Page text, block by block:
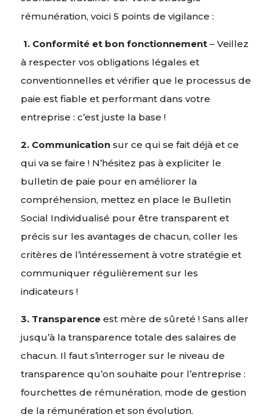
rémunération, voici 5 points de vigilance :
1. Conformité et bon fonctionnement– Veillez
à respecter vos obligations légales et
conventionnelles et vérifier que le processus de
paie est fiable et performant dans votre
entreprise : c’est juste la base !
2. Communicationsur ce qui se fait déjà et ce
qui va se faire ! N’hésitez pas à expliciter le
bulletin de paie pour en améliorer la
compréhension, mettez en place le Bulletin
Social Individualisé pour être transparent et
précis sur les avantages de chacun, coller les
critères de l’intéressement à votre stratégie et
communiquer régulièrement sur les
indicateurs !
3. Transparenceest mère de sûreté ! Sans aller
jusqu’à la transparence totale des salaires de
chacun. Il faut s’interroger sur le niveau de
transparence qu’on souhaite pour l’entreprise :
fourchettes de rémunération, mode de gestion
de la rémunération et son évolution.